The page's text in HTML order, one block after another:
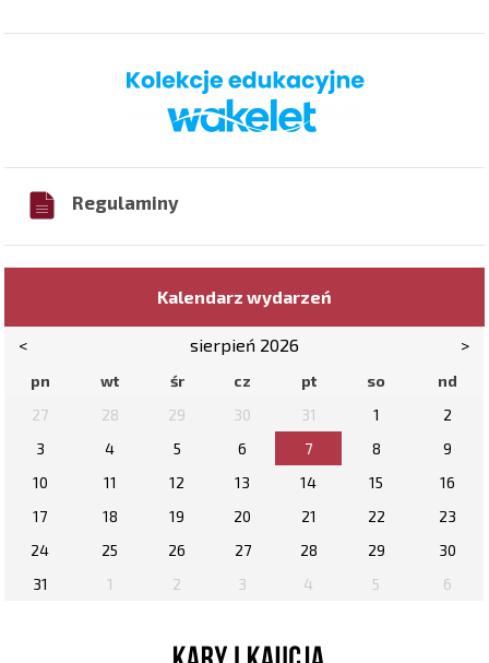
Regulaminy
Kalendarz wydarzeń
< sierpień 2026 >
pn wt śr cz pt so
nd
27
28 29 30 31 1
2
3
4 5 6 7 8
9
10
11 12 13 14 15
16
17
18 19 20 21 22
23
24
25 26 27 28 29
30
31
1 2 3 4 5 6